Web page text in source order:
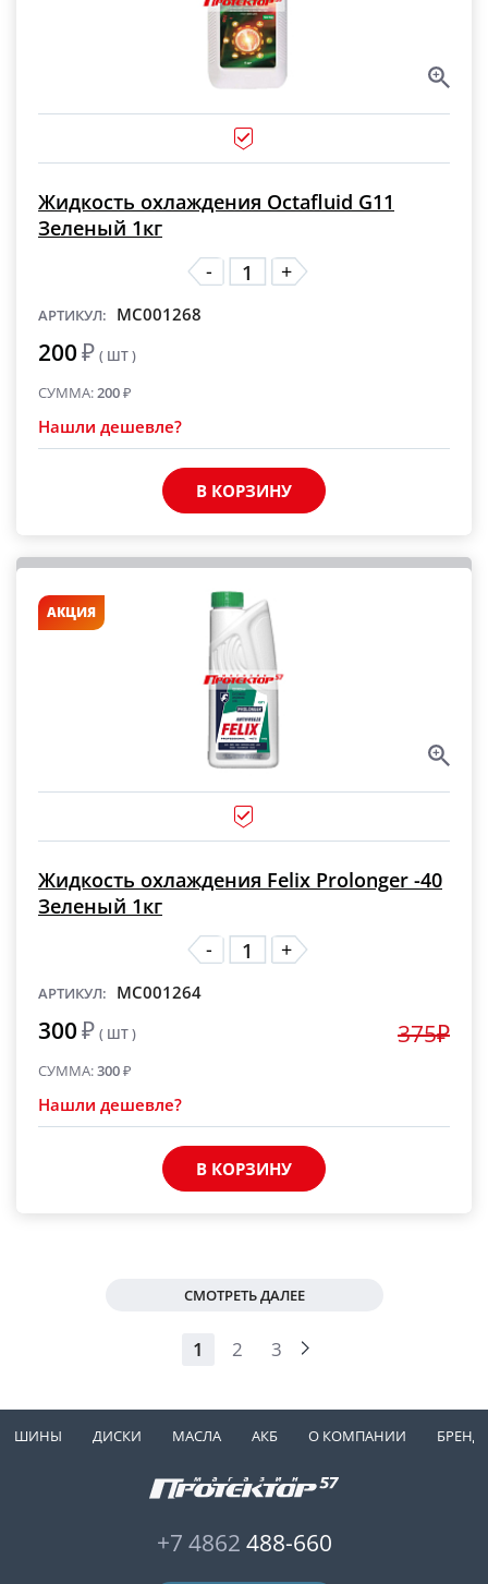
Жидкость охлаждения Octafluid G11
Зеленый 1кг
-
+
АРТИКУЛ: MC001268
200₽ ( ШТ )
СУММА:200₽
Нашли дешевле?
В КОРЗИНУ
АКЦИЯ
Жидкость охлаждения Felix Prolonger -40
Зеленый 1кг
-
+
АРТИКУЛ: MC001264
300₽ ( ШТ ) 375₽
СУММА:300₽
Нашли дешевле?
В КОРЗИНУ
СМОТРЕТЬ ДАЛЕЕ
1 2 3
ШИНЫ ДИСКИ МАСЛА АКБ О КОМПАНИИ
+7 4862 488-660